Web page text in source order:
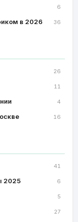
6
в 2026 36
26
11
4
16
41
2025 6
5
27